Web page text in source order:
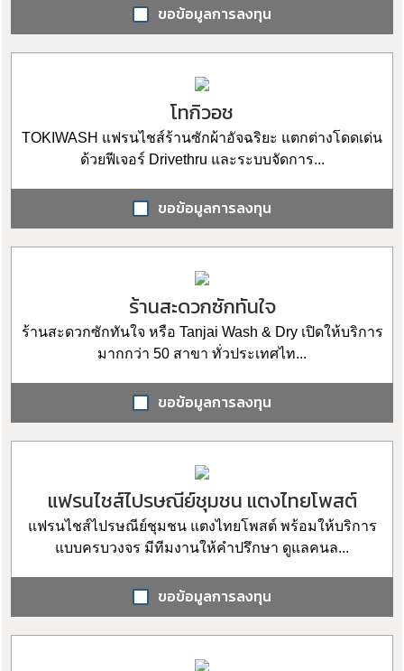
ขอข้อมูลการลงทุน
โทกิวอช
TOKIWASH แฟรนไชส์ร้านซักผ้าอัจฉริยะ แตกต่างโดดเด่น
ด้วยฟีเจอร์ Drivethru และระบบจัดการ...
ขอข้อมูลการลงทุน
ร้านสะดวกซักทันใจ
ร้านสะดวกซักทันใจ หรือ Tanjai Wash & Dry เปิดให้บริการ
มากกว่า 50 สาขา ทั่วประเทศไท...
ขอข้อมูลการลงทุน
แฟรนไชส์ไปรษณีย์ชุมชน แตงไทยโพสต์
แฟรนไชส์ไปรษณีย์ชุมชน แตงไทยโพสต์ พร้อมให้บริการ
แบบครบวงจร มีทีมงานให้คำปรึกษา ดูแลคนล...
ขอข้อมูลการลงทุน